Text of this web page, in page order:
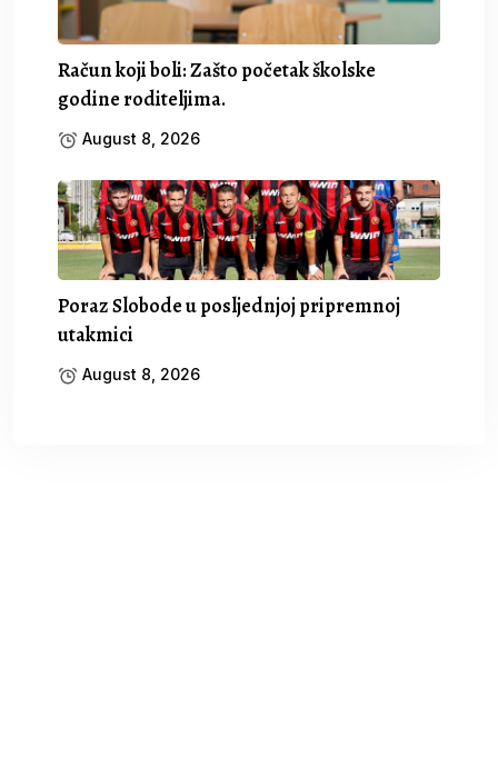
Račun koji boli: Zašto početak školske
godine roditeljima.
August 8, 2026
Poraz Slobode u posljednjoj pripremnoj
utakmici
August 8, 2026